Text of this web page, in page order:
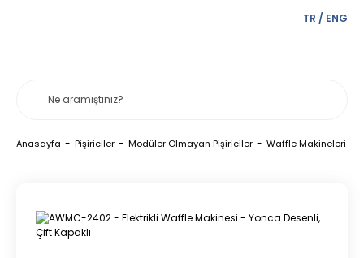
TR / ENG
Anasayfa Pişiriciler Modüler Olmayan Pişiriciler Waffle Makineleri